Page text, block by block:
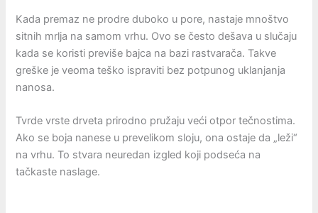
Kada premaz ne prodre duboko u pore, nastaje mnoštvo
sitnih mrlja na samom vrhu. Ovo se često dešava u slučaju
kada se koristi previše bajca na bazi rastvarača. Takve
greške je veoma teško ispraviti bez potpunog uklanjanja
nanosa.
Tvrde vrste drveta prirodno pružaju veći otpor tečnostima.
Ako se boja nanese u prevelikom sloju, ona ostaje da „leži“
na vrhu. To stvara neuredan izgled koji podseća na
tačkaste naslage.